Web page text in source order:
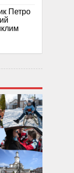
Петро